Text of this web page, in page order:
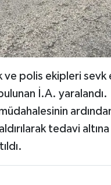
ve polis ekipleri
İ.A. yaralandı.
tedavi altına